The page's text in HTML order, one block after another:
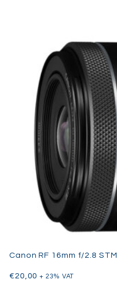
Canon RF 16mm f/2.8 STM
€20,00 + 23% VAT